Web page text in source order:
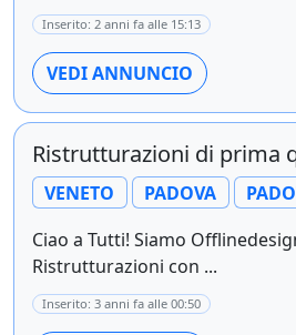
Inserito: 2 anni fa alle 15:13
VEDI ANNUNCIO
Ristrutturazioni di prima
VENETO PADOVA
Ciao a Tutti! Siamo
Ristrutturazioni con ...
Inserito: 3 anni fa alle 00:50